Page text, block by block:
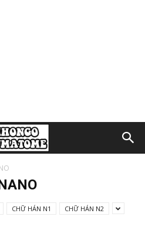
CHỮ HÁN N1 CHỮ HÁN N2